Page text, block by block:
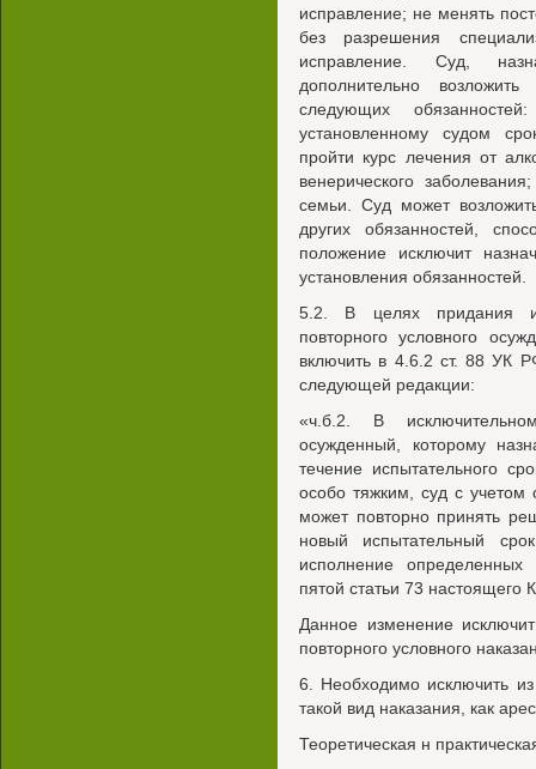
исправление; не менять
без разрешения
исправление. Суд,
дополнительно
следующих
установленному судом
пройти курс лечения от
венерического
семьи. Суд может
других обязанностей,
положение исключит
установления обязанностей.
5.2. В целях придания
повторного условного
включить в 4.6.2 ст. 88 УК
следующей редакции:
«ч.б.2. В
осужденный, которому
течение испытательного
особо тяжким, суд с учетом
может повторно принять
новый испытательный
исполнение определенных
пятой статьи 73 настоящего
Данное изменение
повторного условного
6. Необходимо исключить
такой вид наказания, как
Теоретическая н